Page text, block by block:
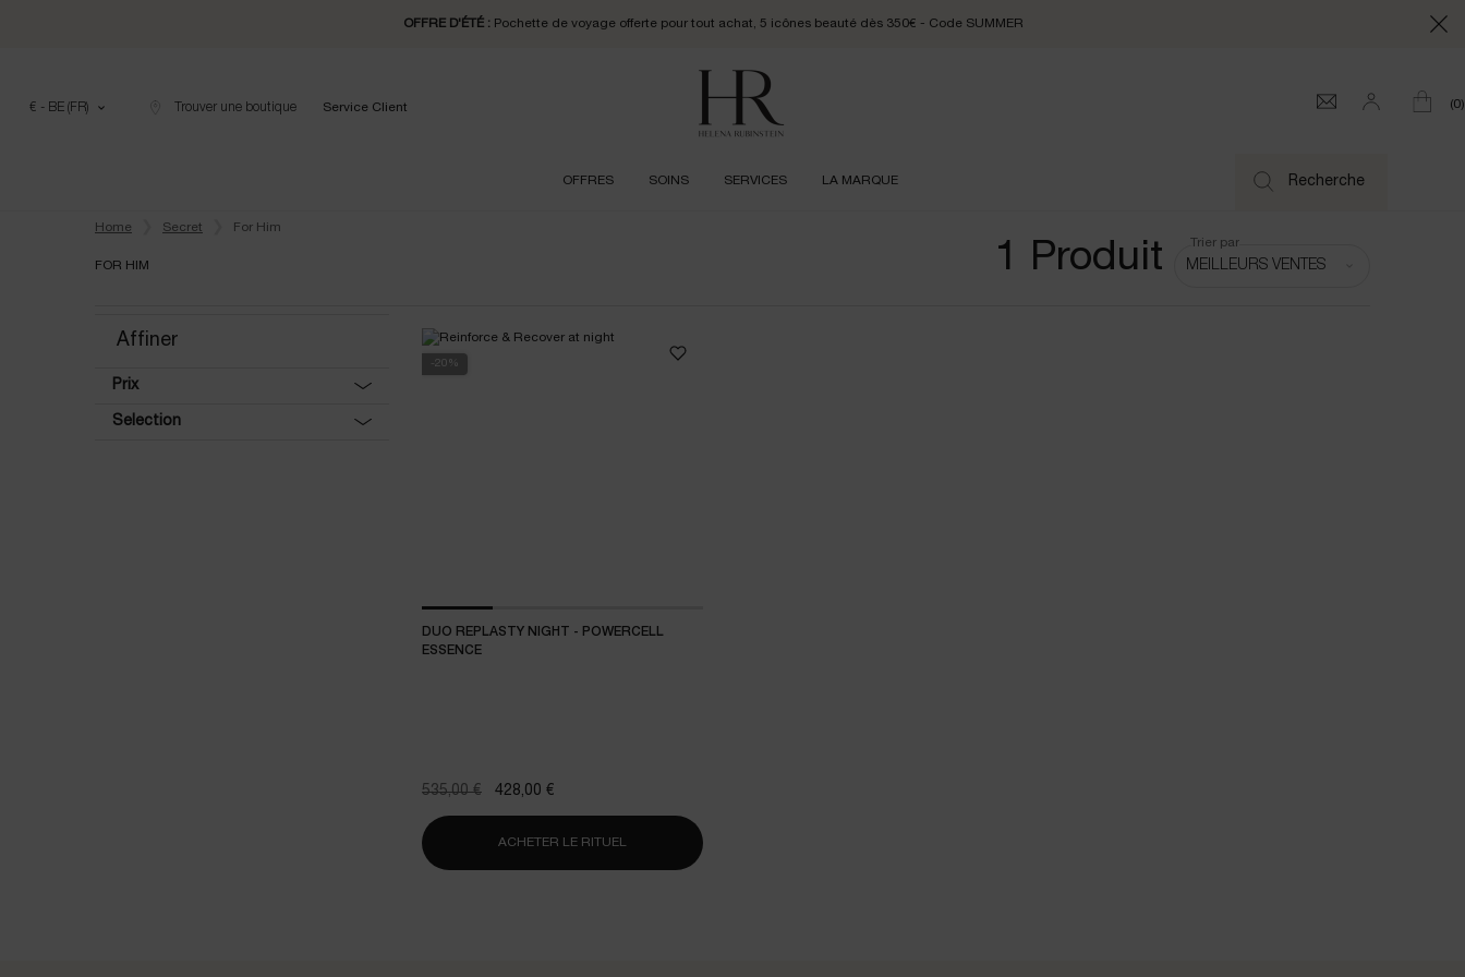
OFFRE D'ÉTÉ : Pochette de voyage offerte pour tout achat, 5 icônes beauté dès 350€ - Code SUMMER
€ - BE (FR) Trouver une boutique Service Client 0
0 produit
OFFRES SOINS SERVICES LA MARQUE Recherche
Contenu principal
Home Secret For Him
FOR HIM 1 Produit MEILLEURS VENTES
Trier par
Affiner
Prix
Selection
-20%
DUO REPLASTY NIGHT - POWERCELL
ESSENCE
Ancien prix
535,00 € Nouveau prix
428,00 €
ACHETER LE RITUEL DUO REPLASTY NIGHT - POWERCELL ESSENCE